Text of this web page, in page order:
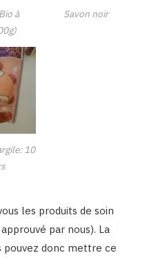
à
Savon noir
10
les produits de soin
par nous). La
pouvez donc mettre ce